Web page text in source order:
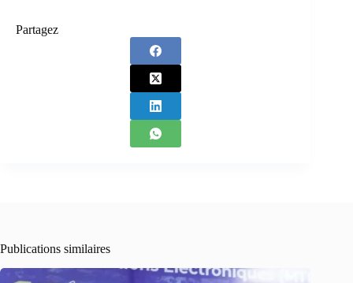
Partagez
Publications similaires